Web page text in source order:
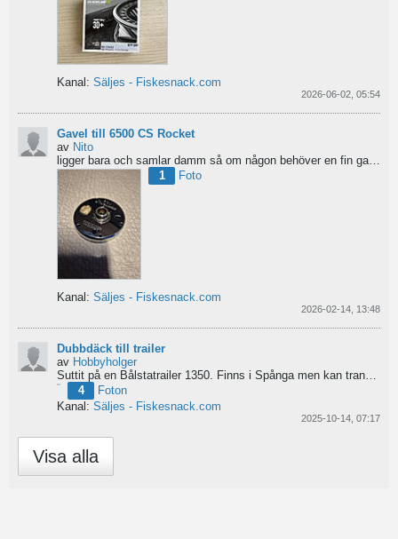
Kanal: Säljes - Fiskesnack.com
2026-06-02, 05:54
Gavel till 6500 CS Rocket
av Nito
1
Foto
Kanal: Säljes - Fiskesnack.com
2026-02-14, 13:48
Dubbdäck till trailer
av Hobbyholger
Suttit på en Bålstatrailer 1350. Finns i Spånga men kan transporteras mot Linköping. 500kr
4
Foton
Kanal: Säljes - Fiskesnack.com
2025-10-14, 07:17
Visa alla